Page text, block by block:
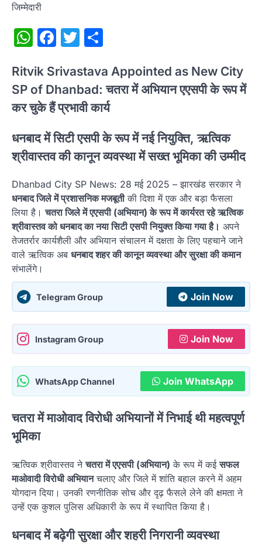
जिम्मेदारी
WhatsApp
Facebook
Twitter
Ritvik Srivastava Appointed as New City
SP of Dhanbad: चतरा में अभियान एएसपी के रूप में
कर चुके हैं प्रभावी कार्य
धनबाद में सिटी एसपी के रूप में नई नियुक्ति, ऋत्विक
श्रीवास्तव की कानून व्यवस्था में सख्त भूमिका की उम्मीद
Dhanbad City SP News: 28 मई 2025 – झारखंड सरकार ने
धनबाद जिले में प्रशासनिक मजबूतीकी दिशा में एक और बड़ा फैसला
लिया है।चतरा जिले में एएसपी (अभियान) के रूप में कार्यरत रहे ऋत्विक
श्रीवास्तव को धनबाद का नया सिटी एसपी नियुक्त किया गया है। अपने
तेजतर्रार कार्यशैली और अभियान संचालन में दक्षता के लिए पहचाने जाने
वाले ऋत्विक अब धनबाद शहर की कानून व्यवस्था और सुरक्षा की कमान
संभालेंगे।
Telegram Group Join Now
Instagram Group Join Now
WhatsApp Channel Join WhatsApp
चतरा में माओवाद विरोधी अभियानों में निभाई थी महत्वपूर्ण
भूमिका
ऋत्विक श्रीवास्तव नेचतरा में एएसपी (अभियान) के रूप में कईसफल
माओवादी विरोधी अभियानचलाए और जिले में शांति बहाल करने में अहम
योगदान दिया। उनकी रणनीतिक सोच और दृढ़ फैसले लेने की क्षमता ने
उन्हें एक कुशल पुलिस अधिकारी के रूप में स्थापित किया है।
धनबाद में बढ़ेगी सुरक्षा और शहरी निगरानी व्यवस्था